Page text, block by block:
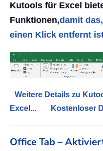
Kutools für Excel
Funktionen,damit
einen Klick entfernt
Weitere Details zu
Excel...
Kostenloser
Office Tab –